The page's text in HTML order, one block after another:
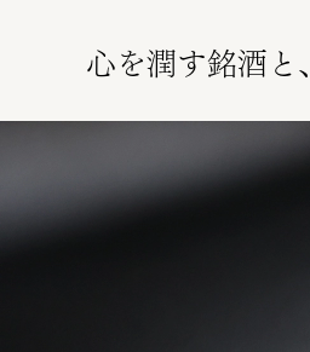
心を潤す銘酒